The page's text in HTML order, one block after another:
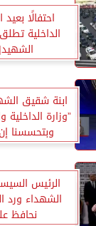
الداخلية
ابنة شقيق
”وزارة الداخلية
وبتحسسنا
الرئيس
الشهداء ورد
نحافظ